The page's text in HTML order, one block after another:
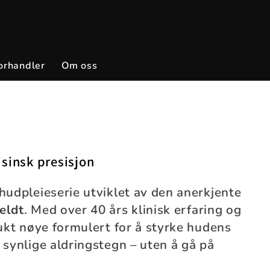
Om oss
presisjon
utviklet av den anerkjente
. Med over 40 års klinisk erfaring og
nøye formulert for å styrke hudens
aldringstegn – uten å gå på